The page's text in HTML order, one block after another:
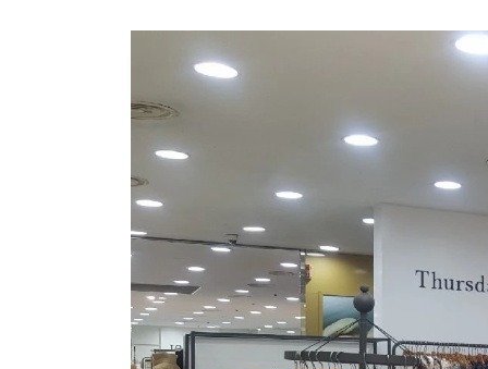
다른 고객들이 구매
써스데이아일랜드,